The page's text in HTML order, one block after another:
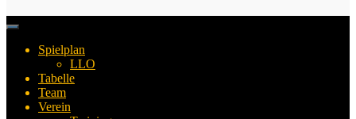
Spielplan
LLO
Tabelle
Team
Verein